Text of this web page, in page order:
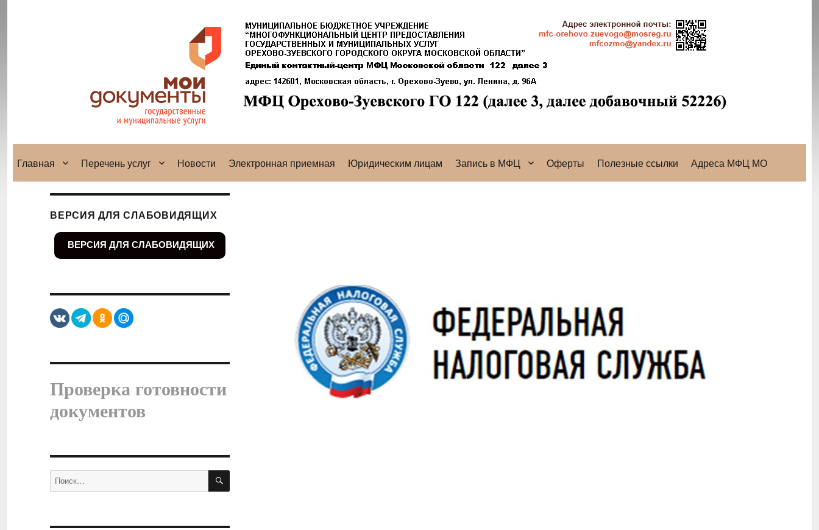
Главная Перечень услуг Новости Электронная приемная Юридическим лицам Запись в МФЦ Оферты Полезные ссылки Адреса МФЦ МО
ВЕРСИЯ ДЛЯ СЛАБОВИДЯЩИХ
ВЕРСИЯ ДЛЯ СЛАБОВИДЯЩИХ
Проверка готовности
документов
Искать: ПОИСК